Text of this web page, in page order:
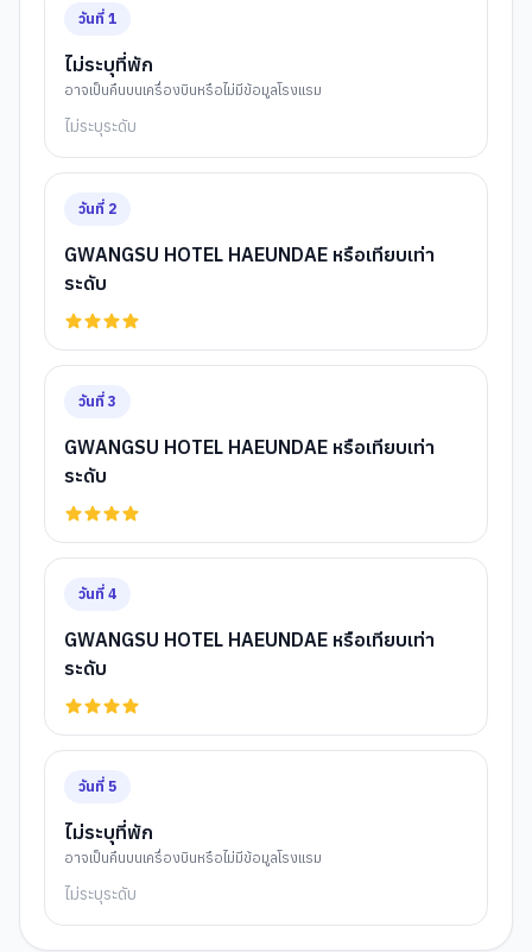
วันที่ 1
ไม่ระบุที่พัก
อาจเป็นคืนบนเครื่องบินหรือไม่มีข้อมูลโรงแรม
ไม่ระบุระดับ
วันที่ 2
GWANGSU HOTEL HAEUNDAE หรือเทียบเท่า
ระดับ
วันที่ 3
GWANGSU HOTEL HAEUNDAE หรือเทียบเท่า
ระดับ
วันที่ 4
GWANGSU HOTEL HAEUNDAE หรือเทียบเท่า
ระดับ
วันที่ 5
ไม่ระบุที่พัก
อาจเป็นคืนบนเครื่องบินหรือไม่มีข้อมูลโรงแรม
ไม่ระบุระดับ